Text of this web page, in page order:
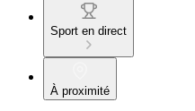
Sport en direct
À proximité